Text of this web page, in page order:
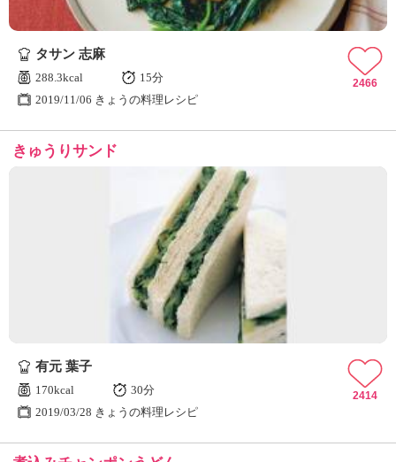
タサン 志麻
288.3kcal
15分
2019/11/06 きょうの料理レシピ
2466
きゅうりサンド
有元 葉子
170kcal
30分
2019/03/28 きょうの料理レシピ
2414